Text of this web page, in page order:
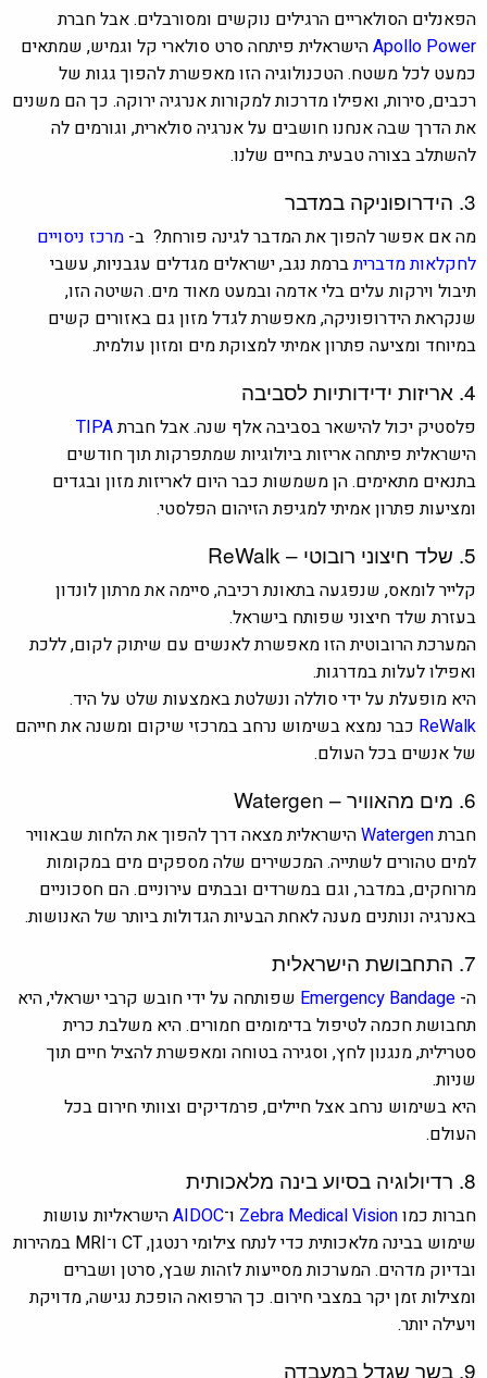
הפאנלים הסולאריים הרגילים נוקשים ומסורבלים. אבל חברת
Apollo Powerהישראלית פיתחה סרט סולארי קל וגמיש, שמתאים
כמעט לכל משטח. הטכנולוגיה הזו מאפשרת להפוך גגות של
רכבים, סירות, ואפילו מדרכות למקורות אנרגיה ירוקה. כך הם משנים
את הדרך שבה אנחנו חושבים על אנרגיה סולארית, וגורמים לה
להשתלב בצורה טבעית בחיים שלנו.
מה אם אפשר להפוך את המדבר לגינה פורחת?ב- מרכז ניסויים
לחקלאות מדבריתברמת נגב, ישראלים מגדלים עגבניות, עשבי
תיבול וירקות עלים בלי אדמה ובמעט מאוד מים. השיטה הזו,
שנקראת הידרופוניקה, מאפשרת לגדל מזון גם באזורים קשים
במיוחד ומציעה פתרון אמיתי למצוקת מים ומזון עולמית.
פלסטיק יכול להישאר בסביבה אלף שנה. אבל חברתTIPA
הישראלית פיתחה אריזות ביולוגיות שמתפרקות תוך חודשים
בתנאים מתאימים. הן משמשות כבר היום לאריזות מזון ובגדים
ומציעות פתרון אמיתי למגיפת הזיהום הפלסטי.
קלייר לומאס, שנפגעה בתאונת רכיבה, סיימה את מרתון לונדון
בעזרת שלד חיצוני שפותח בישראל.
המערכת הרובוטית הזו מאפשרת לאנשים עם שיתוק לקום, ללכת
ואפילו לעלות במדרגות.
היא מופעלת על ידי סוללה ונשלטת באמצעות שלט על היד.
ReWalkכבר נמצא בשימוש נרחב במרכזי שיקום ומשנה את חייהם
של אנשים בכל העולם.
חברתWatergenהישראלית מצאה דרך להפוך את הלחות שבאוויר
למים טהורים לשתייה. המכשירים שלה מספקים מים במקומות
מרוחקים, במדבר, וגם במשרדים ובבתים עירוניים. הם חסכוניים
באנרגיה ונותנים מענה לאחת הבעיות הגדולות ביותר של האנושות.
ה-Emergency Bandageשפותחה על ידי חובש קרבי ישראלי, היא
תחבושת חכמה לטיפול בדימומים חמורים. היא משלבת כרית
סטרילית, מנגנון לחץ, וסגירה בטוחה ומאפשרת להציל חיים תוך
שניות.
היא בשימוש נרחב אצל חיילים, פרמדיקים וצוותי חירום בכל
העולם.
חברות כמוZebra Medical Visionו־ AIDOCהישראליות עושות
שימוש בבינה מלאכותית כדי לנתח צילומי רנטגן, CT ו־MRI במהירות
ובדיוק מדהים. המערכות מסייעות לזהות שבץ, סרטן ושברים
ומצילות זמן יקר במצבי חירום. כך הרפואה הופכת נגישה, מדויקת
ויעילה יותר.